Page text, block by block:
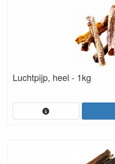
Luchtpijp, heel - 1kg